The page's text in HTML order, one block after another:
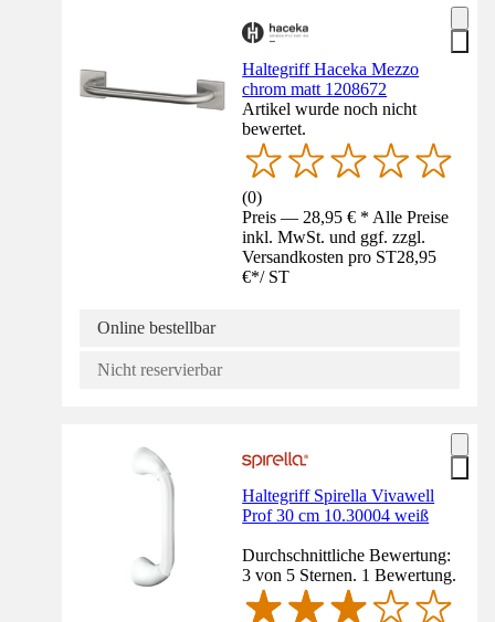
Haltegriff Haceka Mezzo
chrom matt 1208672
Artikel wurde noch nicht
bewertet.
(0)
Preis — 28,95 € * Alle Preise
inkl. MwSt. und ggf. zzgl.
Versandkosten pro ST28,95
€*/ ST
Online bestellbar
Nicht reservierbar
Haltegriff Spirella Vivawell
Prof 30 cm 10.30004 weiß
Durchschnittliche Bewertung:
3 von 5 Sternen. 1 Bewertung.